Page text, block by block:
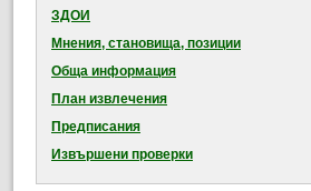
ЗДОИ
Мнения, становища, позиции
Обща информация
План извлечения
Предписания
Извършени проверки